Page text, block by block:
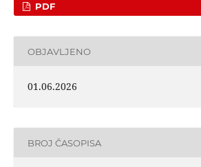
PDF
OBJAVLJENO
01.06.2026
BROJ ČASOPISA